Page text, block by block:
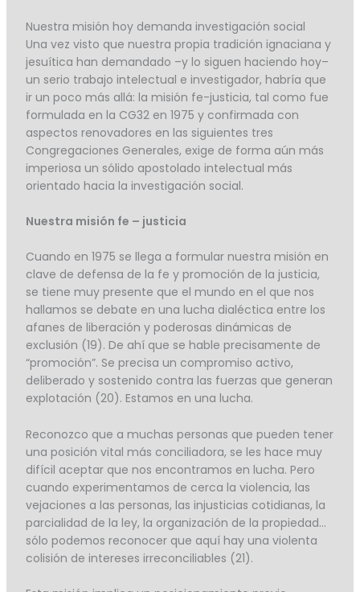
Nuestra misión hoy demanda investigación social
Una vez visto que nuestra propia tradición ignaciana y
jesuítica han demandado –y lo siguen haciendo hoy–
un serio trabajo intelectual e investigador, habría que
ir un poco más allá: la misión fe-justicia, tal como fue
formulada en la CG32 en 1975 y confirmada con
aspectos renovadores en las siguientes tres
Congregaciones Generales, exige de forma aún más
imperiosa un sólido apostolado intelectual más
orientado hacia la investigación social.
Nuestra misión fe – justicia
Cuando en 1975 se llega a formular nuestra misión en
clave de defensa de la fe y promoción de la justicia,
se tiene muy presente que el mundo en el que nos
hallamos se debate en una lucha dialéctica entre los
afanes de liberación y poderosas dinámicas de
exclusión (19). De ahí que se hable precisamente de
“promoción”. Se precisa un compromiso activo,
deliberado y sostenido contra las fuerzas que generan
explotación (20). Estamos en una lucha.
Reconozco que a muchas personas que pueden tener
una posición vital más conciliadora, se les hace muy
difícil aceptar que nos encontramos en lucha. Pero
cuando experimentamos de cerca la violencia, las
vejaciones a las personas, las injusticias cotidianas, la
parcialidad de la ley, la organización de la propiedad…
sólo podemos reconocer que aquí hay una violenta
colisión de intereses irreconciliables (21).